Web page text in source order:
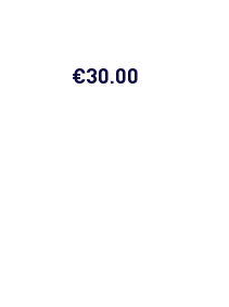
€30.00